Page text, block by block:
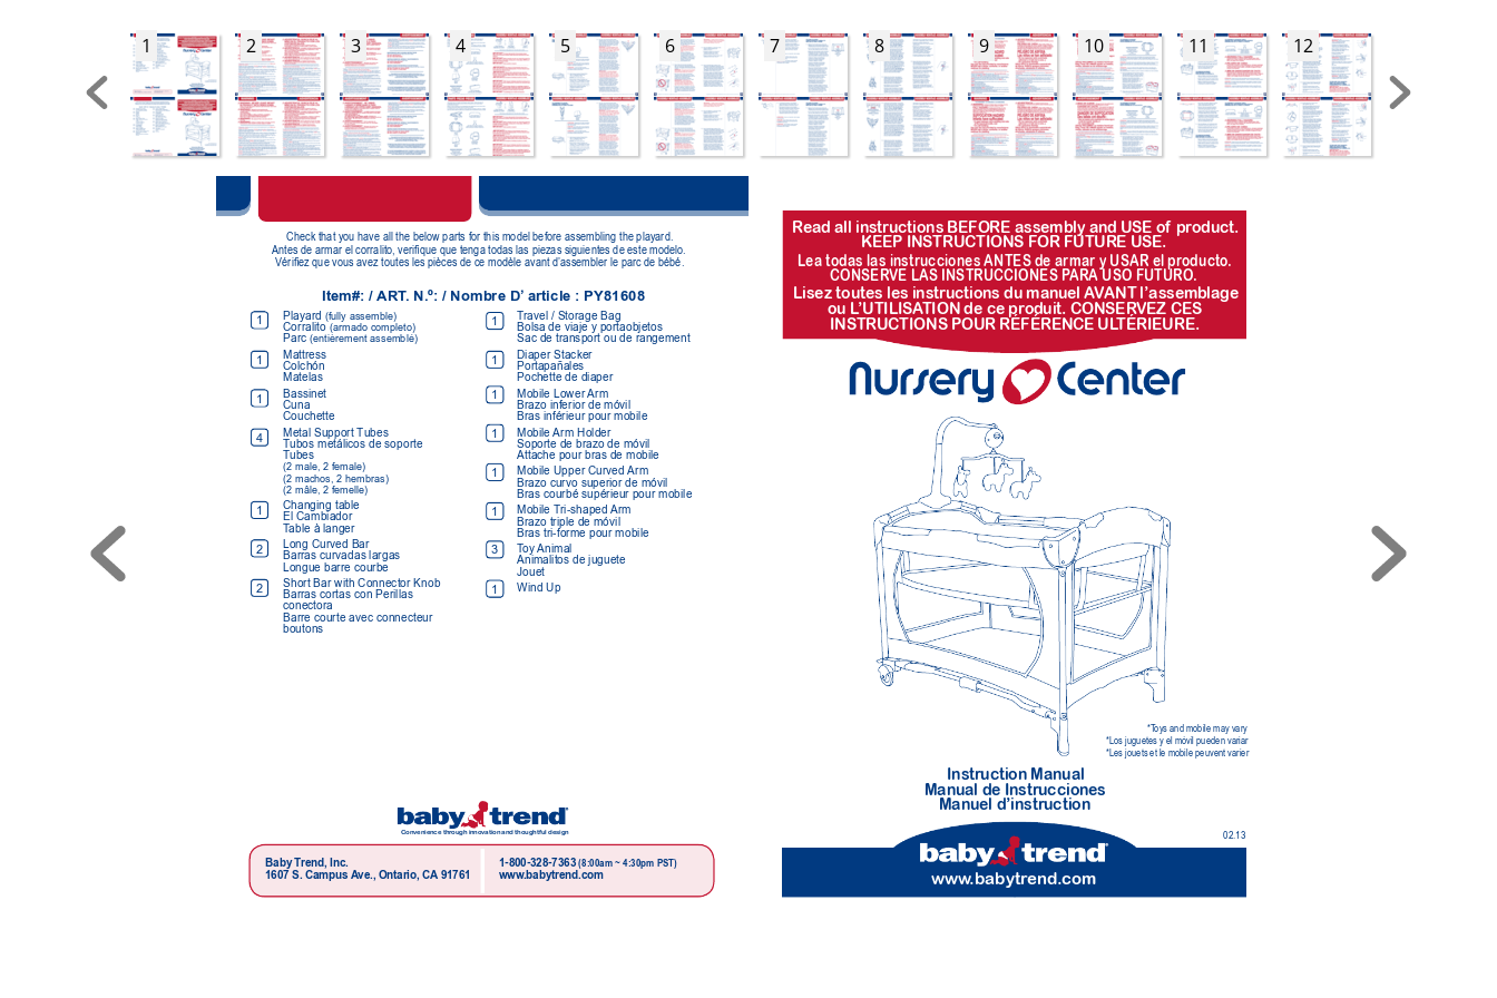
1 2 3 4 5 6 7 8 9 10 11 12
Read all instructions BEFORE assembly and USE of product.
KEEP INSTRUCTIONS FOR FUTURE USE.
Lea todas las instrucciones ANTES de armar y USAR el producto.
CONSERVE LAS INSTRUCCIONES PARA USO FUTURO.
Lisez toutes les instructions du manuel AVANT l’assemblage
ou L’UTILISATION de ce produit. CONSERVEZ CES
INSTRUCTIONS POUR RÉFÉRENCE ULTÉRIEURE.
Instruction Manual
Manual de Instrucciones
Manuel d’instruction
02.13
www.babytrend.com
*Toys and mobile may vary
*Los juguetes y el móvil pueden variar
*Les jouets et le mobile peuvent varier
1-800-328-7363 (8:00am ~ 4:30pm PST)
www.babytrend.com
Baby Trend, Inc.
1607 S. Campus Ave., Ontario, CA 91761
Convenience through innovation and thoughtful design
Check that you have all the below parts for this model before assembling the playard.
Antes de armar el corralito, verique que tenga todas las piezas siguientes de este modelo.
Vériez que vous avez toutes les pièces de ce modèle avant d’assembler le parc de bébé.
Item#: / ART. N.º: / Nombre D’ article : PY81608
1
1
1
1
1
1
1
1
3
1
1
1
2
2
4
Travel / Storage Bag
Bolsa de viaje y portaobjetos
Sac de transport ou de rangement
Diaper Stacker
Portapañales
Pochette de diaper
Mobile
Lower Arm
Brazo inferior de móvil
Bras inférieur pour mobile
Mobile Arm Holder
Soporte de brazo de móvil
Attache pour bras de mobile
Mobile Upper Curved Arm
Brazo curvo superior de móvil
Bras courbé supérieur pour mobile
Mobile
ri-shaped Arm
Brazo triple de móvil
Bras tri-forme pour mobile
Toy Animal
Animalitos de juguete
Jouet
Wind Up
Playard (fully assemble)
Corralito (armado completo)
Parc (entièrement assemblé)
Mattress
Colchón
Matelas
Bassinet
Cuna
Couchette
Metal Support Tubes
ubos metálicos de soporte
ubes
(2 male, 2 female)
(2 machos, 2 hembras)
(2 mâle, 2 femelle)
Changing table
El Cambiador
Table à langer
Long Curved Bar
Barras curvadas largas
Longue barre courbe
Short Bar with Connector Knob
Barras cortas con Perillas
conectora
Barre courte avec connecteur
boutons